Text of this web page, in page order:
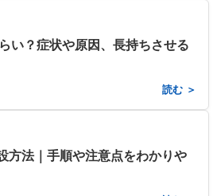
い？症状や原因、長持ちさせる
読む ＞
方法｜手順や注意点をわかりや